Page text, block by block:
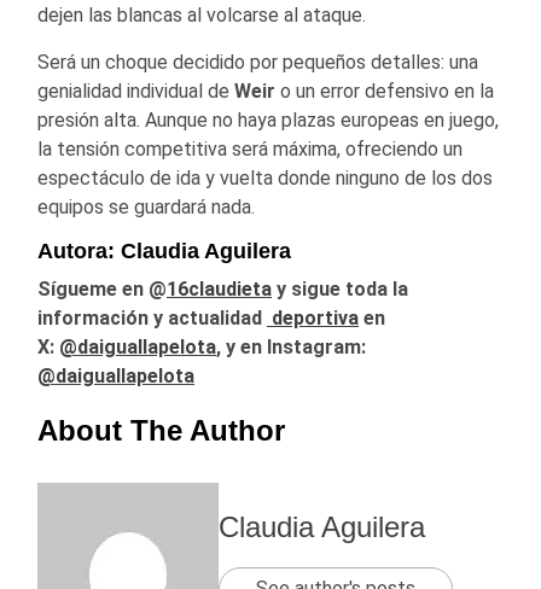
dejen las blancas al volcarse al ataque.
Será un choque decidido por pequeños detalles: una
genialidad individual de Weir o un error defensivo en la
presión alta. Aunque no haya plazas europeas en juego,
la tensión competitiva será máxima, ofreciendo un
espectáculo de ida y vuelta donde ninguno de los dos
equipos se guardará nada.
Autora: Claudia Aguilera
Sígueme en @16claudieta y sigue toda la
información y actualidad deportiva en
X: @daiguallapelota, y en Instagram:
@daiguallapelota
About The Author
Claudia Aguilera